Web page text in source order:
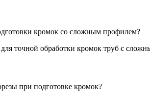
кромок со сложным профилем?
точной обработки кромок труб с
при подготовке кромок?